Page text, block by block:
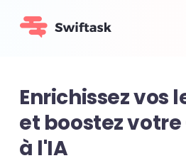
Enrichissez vos
et boostez votre
à l'IA